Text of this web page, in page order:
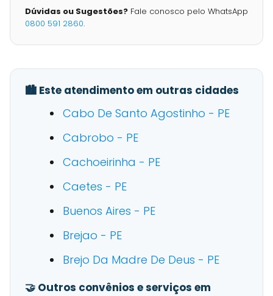
Dúvidas ou Sugestões? Fale conosco pelo WhatsApp
0800 591 2860.
🏙️ Este atendimento em outras cidades
Cabo De Santo Agostinho - PE
Cabrobo - PE
Cachoeirinha - PE
Caetes - PE
Buenos Aires - PE
Brejao - PE
Brejo Da Madre De Deus - PE
🤝 Outros convênios e serviços em